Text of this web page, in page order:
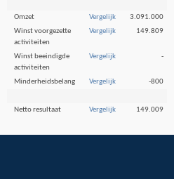
Omzet Vergelijk
3.091.000
Winst voorgezette
activiteiten
Vergelijk 149.809
Winst beeindigde
activiteiten
Vergelijk -
Minderheidsbelang Vergelijk -800
Netto resultaat Vergelijk 149.009